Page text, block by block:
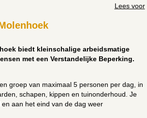
Lees voor
biedt kleinschalige arbeidsmatige
met een Verstandelijke Beperking.
groep van maximaal 5 personen per dag, in
schapen, kippen en tuinonderhoud. Je
aan het eind van de dag weer